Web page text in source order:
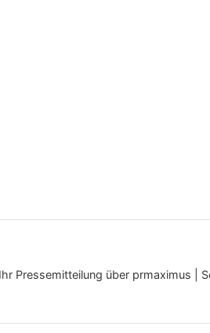
Ihr Pressemitteilung über prmaximus |